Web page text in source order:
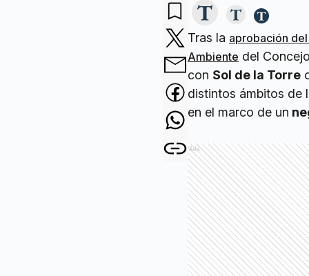
Tras la aprobación
Ambiente del
con Sol de la Torre
distintos ámbitos de
en el marco de un
Ads